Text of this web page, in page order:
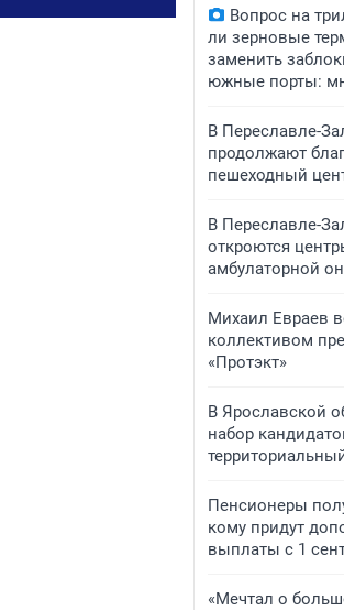
Вопрос на
ли зерновые
заменить
южные порты:
В Переславле-
продолжают
пешеходный
​​​​В Переславле-
откроются
амбулаторной
Михаил Евраев
коллективом
«Протэкт»
В Ярославской
набор
Пенсионеры
кому придут
выплаты с 1
«Мечтал о